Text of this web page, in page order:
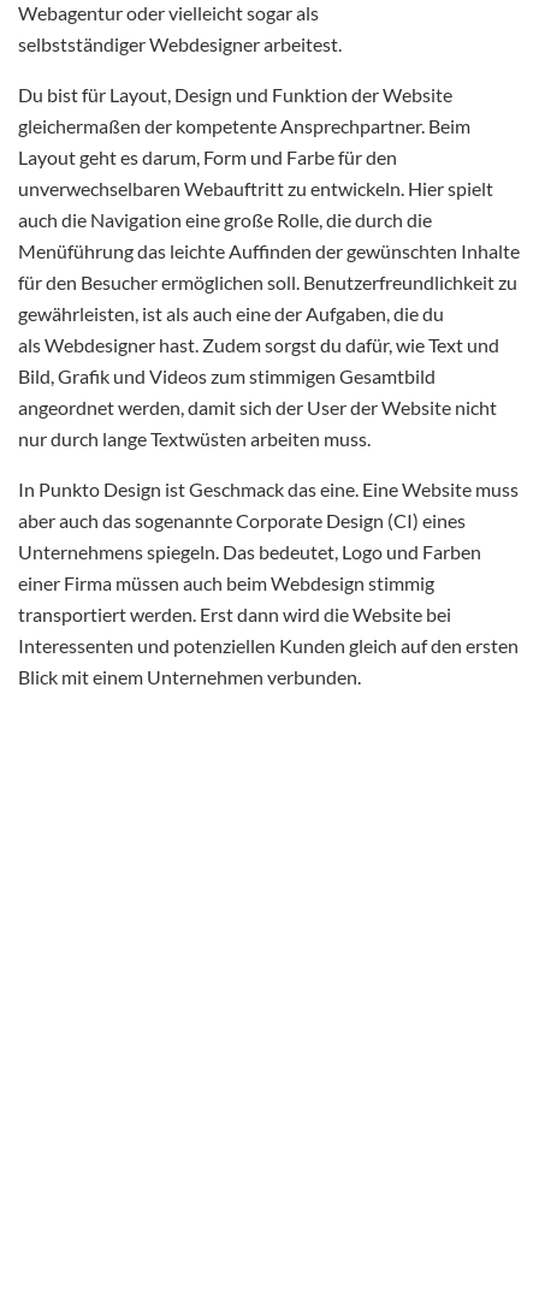
Webagentur oder vielleicht sogar als
selbstständiger Webdesigner arbeitest.
Du bist für Layout, Design und Funktion der Website
gleichermaßen der kompetente Ansprechpartner. Beim
Layout geht es darum, Form und Farbe für den
unverwechselbaren Webauftritt zu entwickeln. Hier spielt
auch die Navigation eine große Rolle, die durch die
Menüführung das leichte Auffinden der gewünschten Inhalte
für den Besucher ermöglichen soll. Benutzerfreundlichkeit zu
gewährleisten, ist als auch eine der Aufgaben, die du
als Webdesigner hast. Zudem sorgst du dafür, wie Text und
Bild, Grafik und Videos zum stimmigen Gesamtbild
angeordnet werden, damit sich der User der Website nicht
nur durch lange Textwüsten arbeiten muss.
In Punkto Design ist Geschmack das eine. Eine Website muss
aber auch das sogenannte Corporate Design (CI) eines
Unternehmens spiegeln. Das bedeutet, Logo und Farben
einer Firma müssen auch beim Webdesign stimmig
transportiert werden. Erst dann wird die Website bei
Interessenten und potenziellen Kunden gleich auf den ersten
Blick mit einem Unternehmen verbunden.